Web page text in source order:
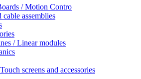
/ Motion Contro
assemblies
/ Linear modules
screens and accessories